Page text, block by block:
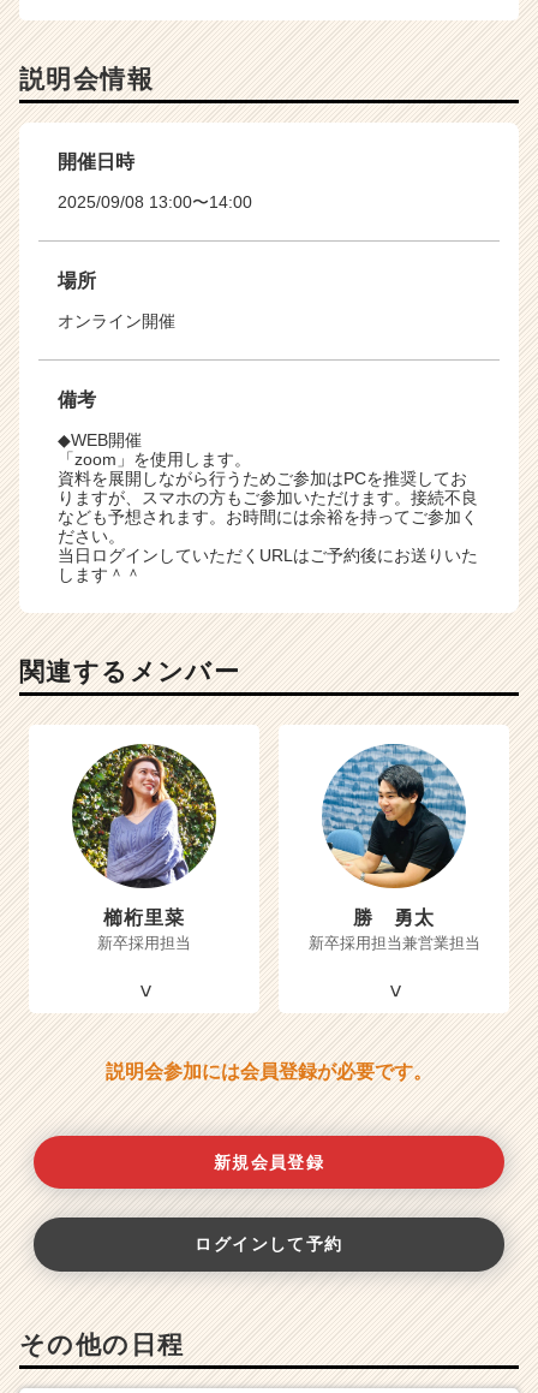
説明会情報
開催日時
2025/09/08 13:00〜14:00
場所
オンライン開催
備考
◆WEB開催
「zoom」を使用します。
資料を展開しながら行うためご参加はPCを推奨してお
りますが、スマホの方もご参加いただけます。接続不良
なども予想されます。お時間には余裕を持ってご参加く
ださい。
当日ログインしていただくURLはご予約後にお送りいた
します＾＾
関連するメンバー
櫛桁里菜
新卒採用担当
勝 勇太
新卒採用担当兼営業担当
説明会参加には会員登録が必要です。
新規会員登録
ログインして予約
その他の日程